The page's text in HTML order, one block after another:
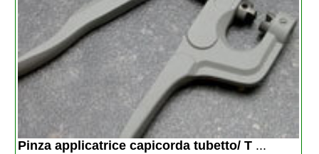
Pinza applicatrice capicorda tubetto/ T ...